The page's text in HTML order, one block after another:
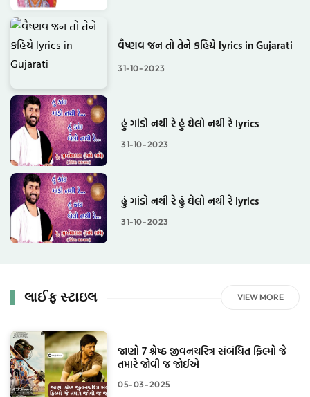
31-10-2023
વૈષ્ણવ જન તો તેને કહિયે lyrics in Gujarati
31-10-2023
હું ગાંડો નથી રે હું ઘેલો નથી રે lyrics
31-10-2023
હું ગાંડો નથી રે હું ઘેલો નથી રે lyrics
લાઈફ સ્ટાઇલ VIEW MORE
05-03-2025
જાણો 7 શ્રેષ્ઠ જીવનચરિત્ર સંબંધિત ફિલ્મો જે
તમારે જોવી જ જોઈએ